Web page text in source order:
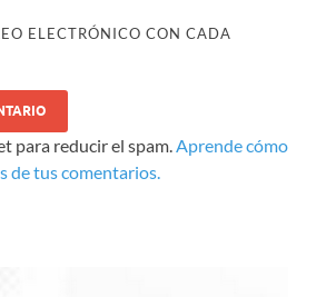
ELECTRÓNICO CON CADA
para reducir el spam.Aprende cómo
de tus comentarios.